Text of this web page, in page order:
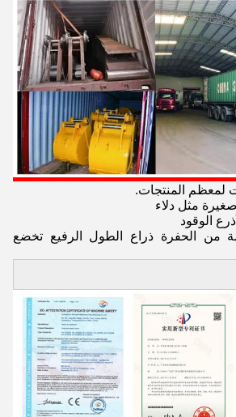
لمعظم المنتجات.
مثل دلاء
الوقود
من الحفرة ذراع الطول الرفيع تخضع